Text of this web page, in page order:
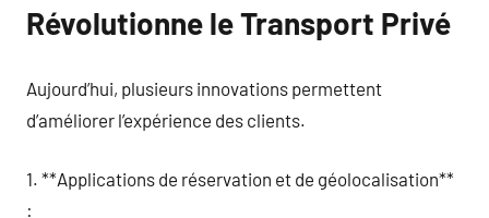
Révolutionne le Transport Privé
Aujourd’hui, plusieurs innovations permettent
d’améliorer l’expérience des clients.
1. **Applications de réservation et de géolocalisation**
: